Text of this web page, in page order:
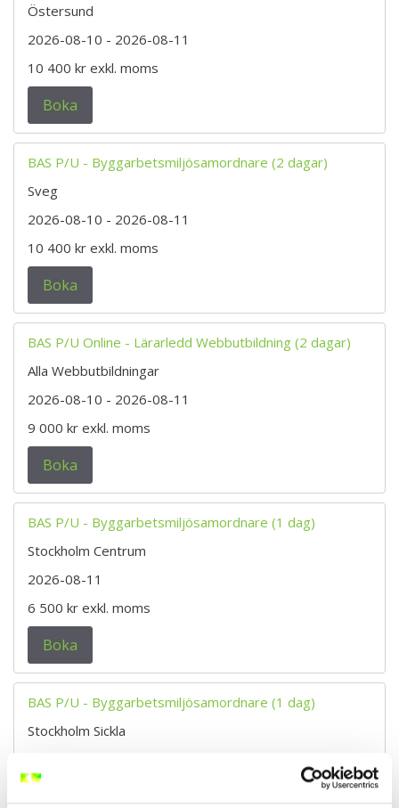
Östersund
2026-08-10 - 2026-08-11
10 400 kr exkl. moms
Boka
BAS P/U - Byggarbetsmiljösamordnare (2 dagar)
Sveg
2026-08-10 - 2026-08-11
10 400 kr exkl. moms
Boka
BAS P/U Online - Lärarledd Webbutbildning (2 dagar)
Alla Webbutbildningar
2026-08-10 - 2026-08-11
9 000 kr exkl. moms
Boka
BAS P/U - Byggarbetsmiljösamordnare (1 dag)
Stockholm Centrum
2026-08-11
6 500 kr exkl. moms
Boka
BAS P/U - Byggarbetsmiljösamordnare (1 dag)
Stockholm Sickla
6 500 kr